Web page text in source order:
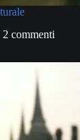
2 commenti